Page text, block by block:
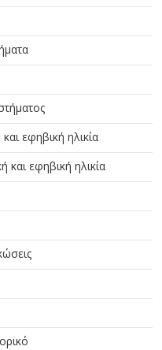
εφηβική ηλικία
και εφηβική ηλικία